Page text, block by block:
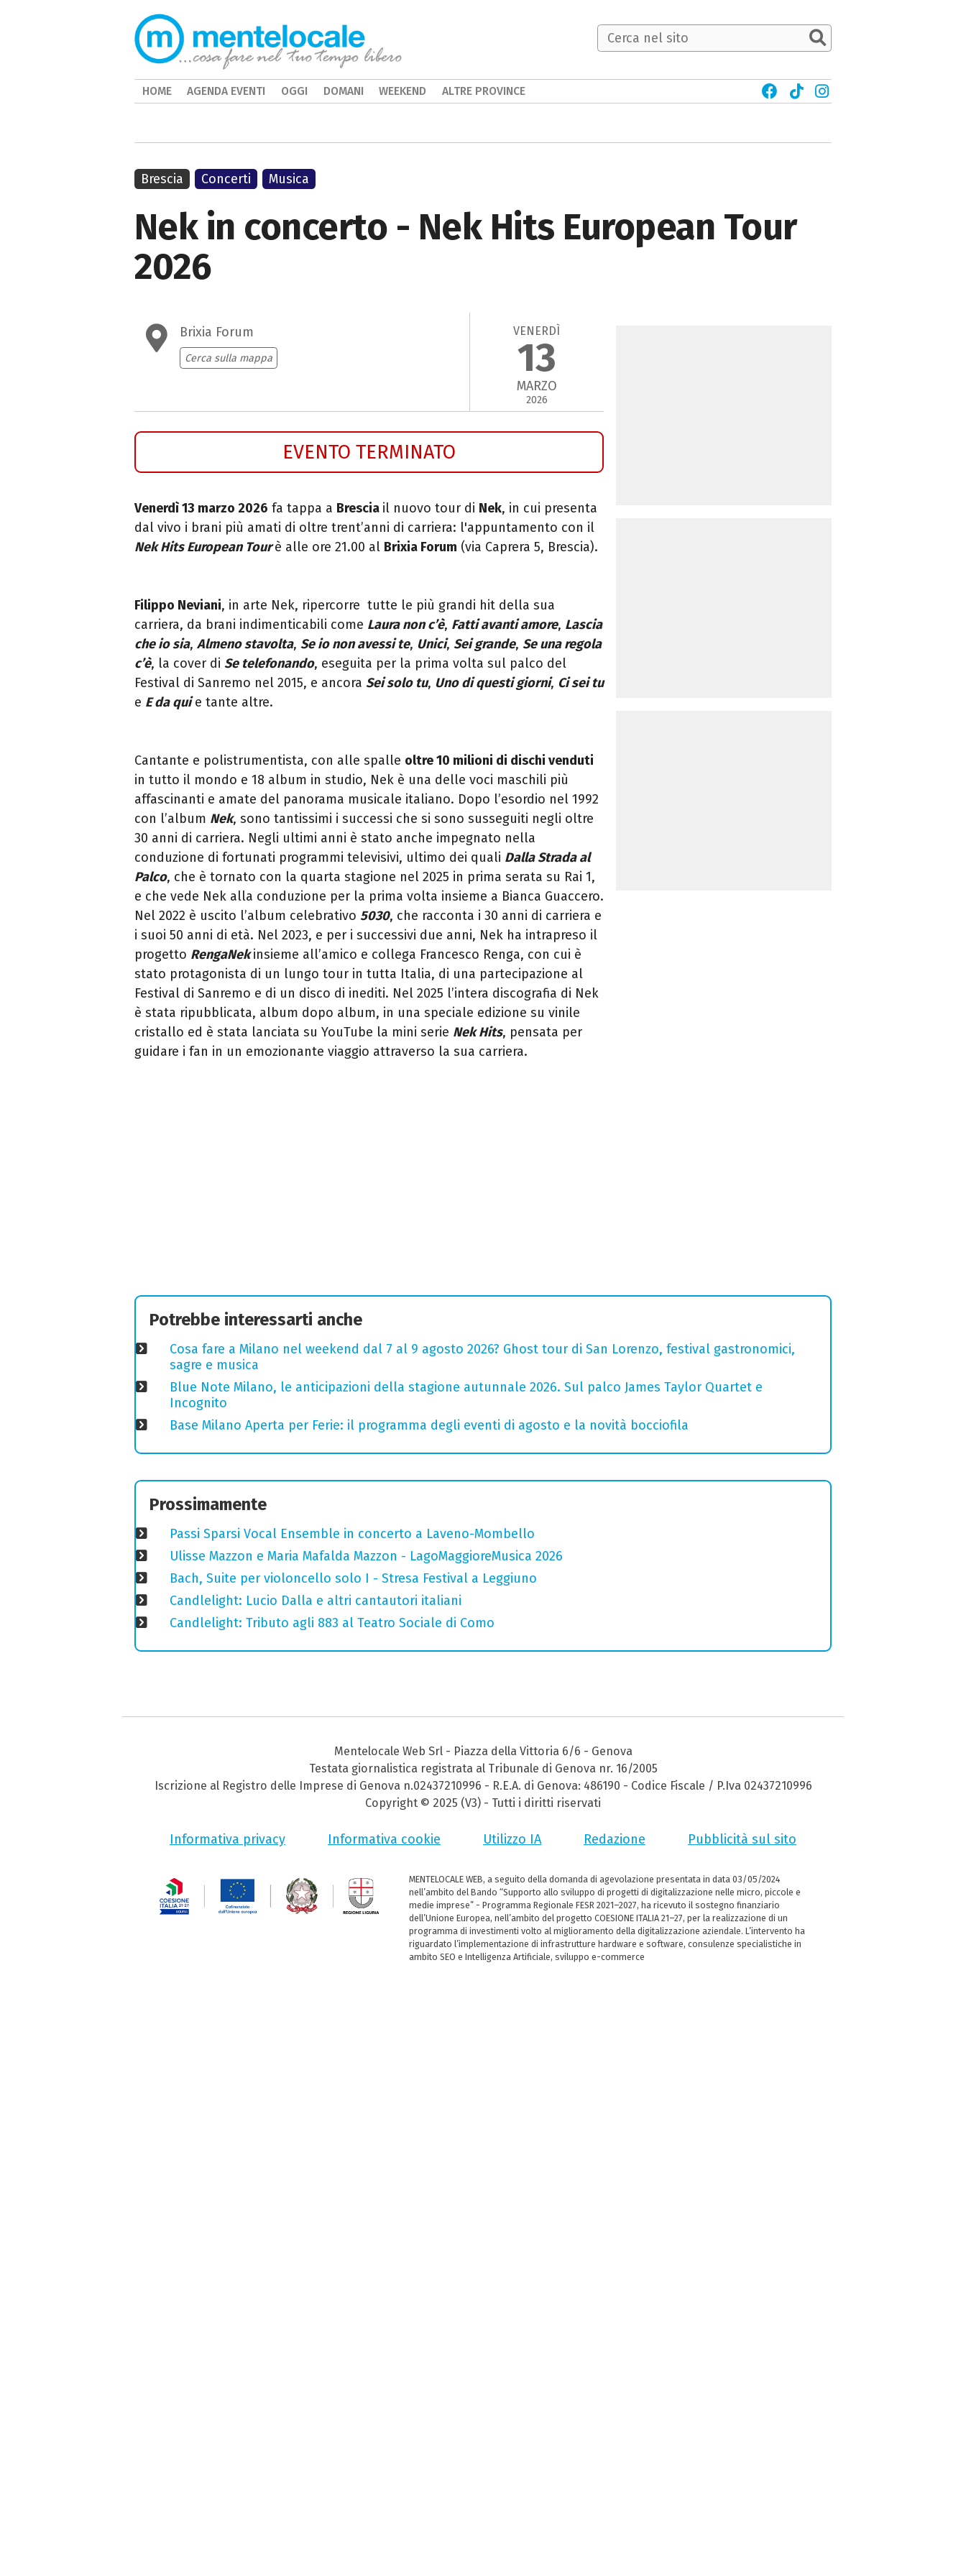
Nek in concerto - Nek Hits European Tour
2026
Brixia Forum
Cerca sulla mappa
VENERDÌ
13
MARZO
2026
EVENTO TERMINATO
Venerdì 13 marzo 2026 fa tappa a Brescia il nuovo tour di Nek, in cui presenta
dal vivo i brani più amati di oltre trent’anni di carriera: l'appuntamento con il
Nek Hits European Tourè alle ore 21.00 al Brixia Forum (via Caprera 5, Brescia).
Filippo Neviani, in arte Nek, ripercorre tutte le più grandi hit della sua
carriera, da brani indimenticabili come Laura non c’è, Fatti avanti amore, Lascia
che io sia, Almeno stavolta, Se io non avessi te, Unici, Sei grande, Se una regola
c’è, la cover di Se telefonando, eseguita per la prima volta sul palco del
Festival di Sanremo nel 2015, e ancora Sei solo tu, Uno di questi giorni, Ci sei tu
e E da quie tante altre.
Cantante e polistrumentista, con alle spalle oltre 10 milioni di dischi venduti
in tutto il mondo e 18 album in studio, Nek è una delle voci maschili più
affascinanti e amate del panorama musicale italiano. Dopo l’esordio nel 1992
con l’album Nek, sono tantissimi i successi che si sono susseguiti negli oltre
30 anni di carriera. Negli ultimi anni è stato anche impegnato nella
conduzione di fortunati programmi televisivi, ultimo dei quali Dalla Strada al
Palco, che è tornato con la quarta stagione nel 2025 in prima serata su Rai 1,
e che vede Nek alla conduzione per la prima volta insieme a Bianca Guaccero.
Nel 2022 è uscito l’album celebrativo 5030, che racconta i 30 anni di carriera e
i suoi 50 anni di età. Nel 2023, e per i successivi due anni, Nek ha intrapreso il
progetto RengaNekinsieme all’amico e collega Francesco Renga, con cui è
stato protagonista di un lungo tour in tutta Italia, di una partecipazione al
Festival di Sanremo e di un disco di inediti. Nel 2025 l’intera discografia di Nek
è stata ripubblicata, album dopo album, in una speciale edizione su vinile
cristallo ed è stata lanciata su YouTube la mini serie Nek Hits, pensata per
guidare i fan in un emozionante viaggio attraverso la sua carriera.
Brescia Concerti Musica
Potrebbe interessarti anche
Cosa fare a Milano nel weekend dal 7 al 9 agosto 2026? Ghost tour di San Lorenzo, festival gastronomici,
sagre e musica
Blue Note Milano, le anticipazioni della stagione autunnale 2026. Sul palco James Taylor Quartet e
Incognito
Base Milano Aperta per Ferie: il programma degli eventi di agosto e la novità bocciofila
Prossimamente
Passi Sparsi Vocal Ensemble in concerto a Laveno-Mombello
Ulisse Mazzon e Maria Mafalda Mazzon - LagoMaggioreMusica 2026
Bach, Suite per violoncello solo I - Stresa Festival a Leggiuno
Candlelight: Lucio Dalla e altri cantautori italiani
Candlelight: Tributo agli 883 al Teatro Sociale di Como
HOME AGENDA EVENTI OGGI DOMANI WEEKEND ALTRE PROVINCE
Mentelocale Web Srl - Piazza della Vittoria 6/6 - Genova
Testata giornalistica registrata al Tribunale di Genova nr. 16/2005
Iscrizione al Registro delle Imprese di Genova n.02437210996 - R.E.A. di Genova: 486190 - Codice Fiscale / P.Iva 02437210996
Copyright © 2025 (V3) - Tutti i diritti riservati
Informativa privacy Informativa cookie Utilizzo IA Redazione Pubblicità sul sito
MENTELOCALE WEB, a seguito della domanda di agevolazione presentata in data 03/05/2024
nell’ambito del Bando “Supporto allo sviluppo di progetti di digitalizzazione nelle micro, piccole e
medie imprese” - Programma Regionale FESR 2021–2027, ha ricevuto il sostegno finanziario
dell’Unione Europea, nell’ambito del progetto COESIONE ITALIA 21–27, per la realizzazione di un
programma di investimenti volto al miglioramento della digitalizzazione aziendale. L’intervento ha
riguardato l’implementazione di infrastrutture hardware e software, consulenze specialistiche in
ambito SEO e Intelligenza Artificiale, sviluppo e-commerce